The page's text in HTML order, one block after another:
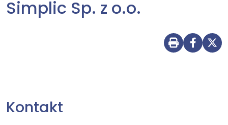
Simplic Sp. z o.o.
Drukuj
Kontakt